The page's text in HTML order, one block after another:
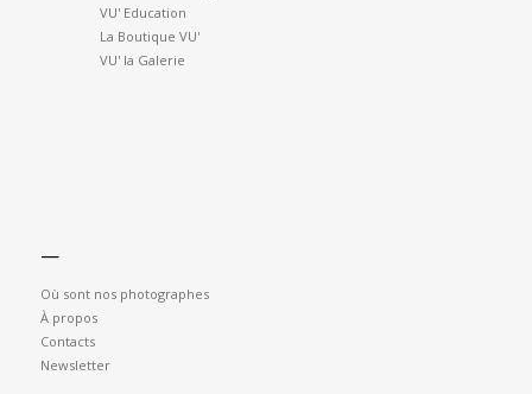
VU' Education
La Boutique VU'
VU' la Galerie
—
Où sont nos photographes
À propos
Contacts
Newsletter